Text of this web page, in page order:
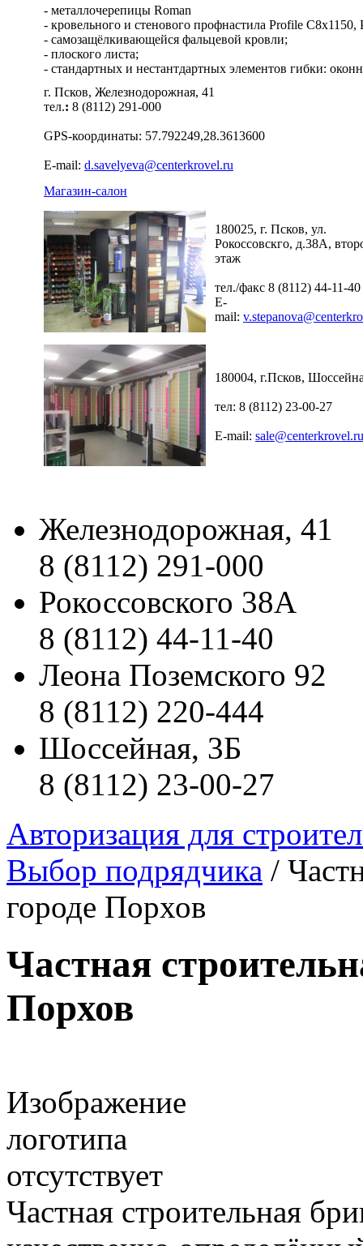
- металлочерепицы Roman
- кровельного и стенового профнастила Profile
- самозащёлкивающейся фальцевой кровли;
- плоского листа;
- стандартных и нестантдартных элементов гибки:
г. Псков, Железнодорожная, 41
тел.: 8 (8112) 291-000
GPS-координаты: 57.792249,28.3613600
E-mail: d.savelyeva@centerkrovel.ru
Магазин-салон
180025, г. Псков, ул.
Рокоссовскго, д.38А,
этаж
тел./факс 8 (8112) 44-11-40
E-
mail:
180004, г.Псков,
тел: 8 (8112) 23-00-27
E-mail: sale@centerkrovel.ru
Железнодорожная, 41
8 (8112) 291-000
Рокоссовского 38А
8 (8112) 44-11-40
Леона Поземского 92
8 (8112) 220-444
Шоссейная, 3Б
8 (8112) 23-00-27
Авторизация для
Выбор подрядчика /
городе Порхов
Частная
Порхов
Изображение
логотипа
отсутствует
Частная строительная